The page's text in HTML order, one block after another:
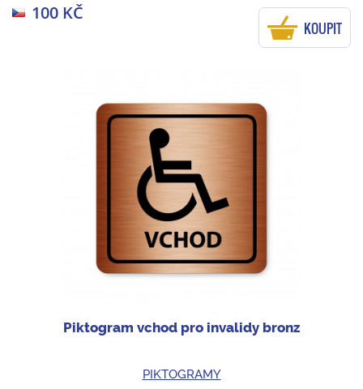
100 KČ
KOUPIT
Piktogram vchod pro invalidy bronz
PIKTOGRAMY